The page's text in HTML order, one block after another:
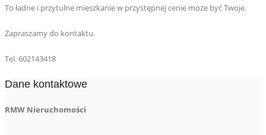
To ładne i przytulne mieszkanie w przystępnej cenie może być Twoje.
Zapraszamy do kontaktu.
Tel. 602143418
Dane kontaktowe
RMW Nieruchomości